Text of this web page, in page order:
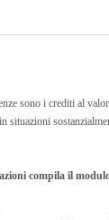
sono i crediti al
situazioni
compila il